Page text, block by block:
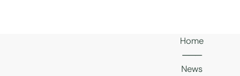
Home
───
News